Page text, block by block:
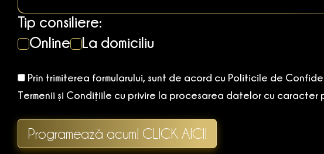
Tip consiliere:
Online
La domiciliu
Prin trimiterea formularului, sunt de acord cu Politicile de
Termenii și Condițiile cu privire la procesarea datelor cu caracter
Programează acum! CLICK AICI!